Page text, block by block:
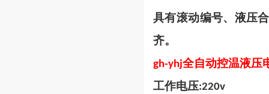
具有滚动编号、液压
齐。
gh-yhj全自动控温液压
工作电压:220v